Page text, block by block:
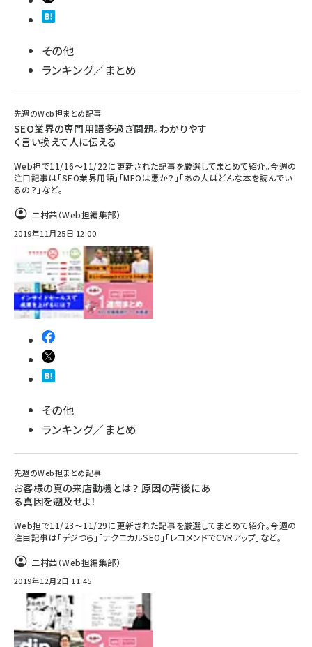
その他
ランキング／まとめ
先週のWeb担まとめ記事
SEO業界の専門用語多過ぎ問題。わかりやす
く言い換えて人に伝える
Web担で11/16～11/22に更新された記事を厳選してまとめて紹介。今週の
注目記事は「SEO業界用語」「MEOは悪か？」「あの人はどんな本を読んでい
るの？」など。
二村茜（Web担編集部）
2019年11月25日 12:00
その他
ランキング／まとめ
先週のWeb担まとめ記事
お客様の真の来店動機とは？ 原因の背後にあ
る真因を遡及せよ！
Web担で11/23～11/29に更新された記事を厳選してまとめて紹介。今週の
注目記事は「デジつら」「テクニカルSEO」「レコメンドでCVRアップ」など。
二村茜（Web担編集部）
2019年12月2日 11:45